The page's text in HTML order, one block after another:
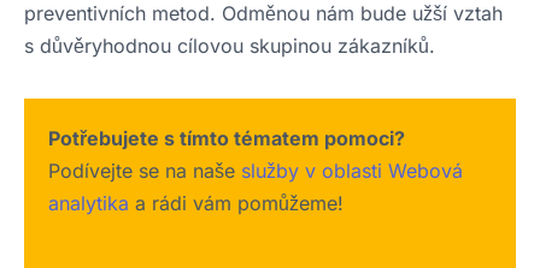
preventivních metod. Odměnou nám bude užší vztah
s důvěryhodnou cílovou skupinou zákazníků.
Potřebujete s tímto tématem pomoci?
Podívejte se na naše služby v oblasti Webová
analytika a rádi vám pomůžeme!